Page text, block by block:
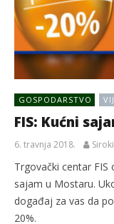
GOSPODARSTVO
FIS: Kućni
6. travnja 2018.
Trgovački centar FIS
sajam u Mostaru.
događaj za vas da
20%.